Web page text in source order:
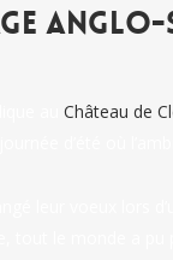
Anglo-
auChâteau de
leur voeux lors